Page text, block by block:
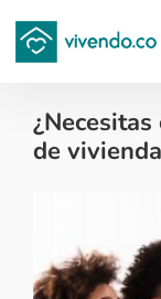
de
Colombianos